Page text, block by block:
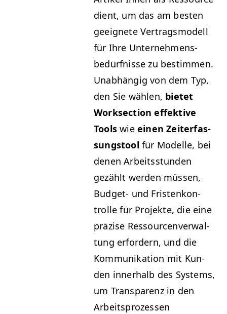
dient, um das am besten
geeignete Ver­tragsmod­ell
für Ihre Unternehmens­
bedürfnisse zu bes­tim­men.
Unab­hängig von dem Typ,
den Sie wählen, bietet
Work­sec­tion effek­tive
Toolswieeinen Zeit­er­fas­
sungstoolfür Mod­elle, bei
denen Arbeitsstun­den
gezählt wer­den müssen,
Bud­get- und Fris­tenkon­
trolle für Pro­jek­te, die eine
präzise Ressourcenver­wal­
tung erfordern, und die
Kom­mu­nika­tion mit Kun­
den inner­halb des Sys­tems,
um Trans­parenz in den
Arbeit­sprozessen